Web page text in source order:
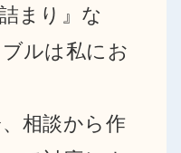
まり』な
ルは私にお
相談から作